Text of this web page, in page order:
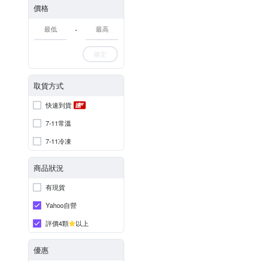
價格
-
確定
取貨方式
快速到貨
7-11常溫
7-11冷凍
商品狀況
有現貨
Yahoo自營
評價4顆
以上
優惠